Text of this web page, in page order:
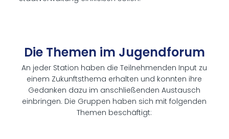
Die The­men im Ju­gend­fo­rum
An jeder Station haben die Teilnehmenden Input zu
einem Zukunftsthema erhalten und konnten ihre
Gedanken dazu im anschließenden Austausch
einbringen. Die Gruppen haben sich mit folgenden
Themen beschäftigt: